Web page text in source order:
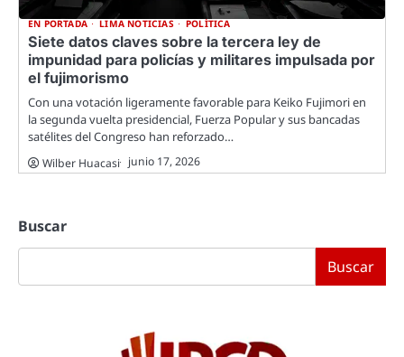
EN PORTADA LIMA NOTICIAS POLÍTICA
Siete datos claves sobre la tercera ley de
impunidad para policías y militares impulsada por
el fujimorismo
Con una votación ligeramente favorable para Keiko Fujimori en
la segunda vuelta presidencial, Fuerza Popular y sus bancadas
satélites del Congreso han reforzado…
Wilber Huacasi junio 17, 2026
Buscar
Buscar